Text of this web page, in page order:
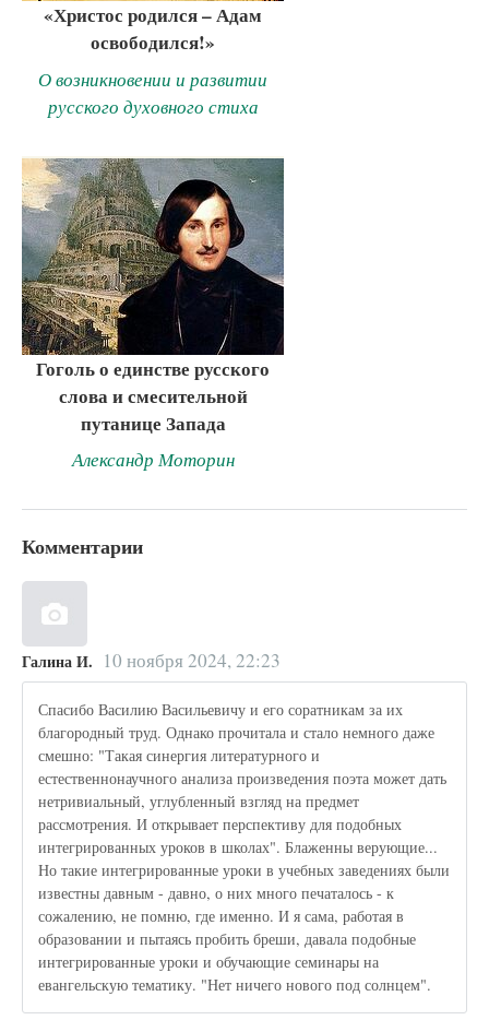
«Христос родился – Адам
освободился!»
О возникновении и развитии
русского духовного стиха
Гоголь о единстве русского
слова и смесительной
путанице Запада
Александр Моторин
Комментарии
Галина И. 10 ноября 2024, 22:23
Спасибо Василию Васильевичу и его соратникам за их
благородный труд. Однако прочитала и стало немного даже
смешно: "Такая синергия литературного и
естественнонаучного анализа произведения поэта может дать
нетривиальный, углубленный взгляд на предмет
рассмотрения. И открывает перспективу для подобных
интегрированных уроков в школах". Блаженны верующие...
Но такие интегрированные уроки в учебных заведениях были
известны давным - давно, о них много печаталось - к
сожалению, не помню, где именно. И я сама, работая в
образовании и пытаясь пробить бреши, давала подобные
интегрированные уроки и обучающие семинары на
евангельскую тематику. "Нет ничего нового под солнцем".